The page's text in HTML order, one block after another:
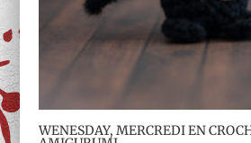
WENESDAY, MERCREDI EN